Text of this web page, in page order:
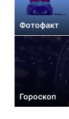
Фотофакт
Гороскоп